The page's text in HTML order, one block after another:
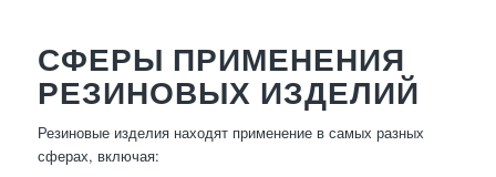
СФЕРЫ ПРИМЕНЕНИЯ
РЕЗИНОВЫХ ИЗДЕЛИЙ
Резиновые изделия находят применение в самых разных
сферах, включая: